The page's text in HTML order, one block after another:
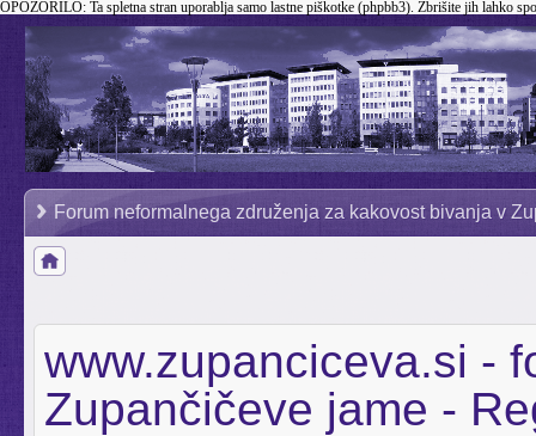
OPOZORILO: Ta spletna stran uporablja samo lastne piškotke (phpbb3). Zbrišite jih lahko
Forum neformalnega združenja za kakovost bivanja v
www.zupanciceva.si -
Zupančičeve jame -